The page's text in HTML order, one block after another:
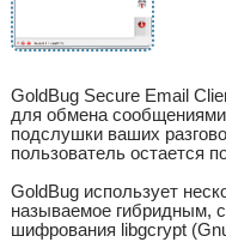
GoldBug Secure Email
для обмена
подслушки ваших
пользователь остается
GoldBug использует
называемое гибридным,
шифрования libgcrypt